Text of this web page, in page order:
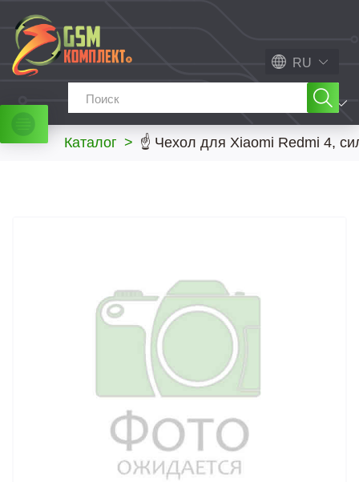
RU
МЕНЮ
Каталог > ☝ Чехол для Xiaomi Redmi 4,